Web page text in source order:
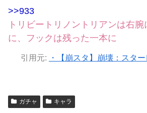
>>933
トリビートリノントリアンは右
に、フックは残った一本に
引用元:
・【崩スタ】崩壊：スタ
ガチャ キャラ